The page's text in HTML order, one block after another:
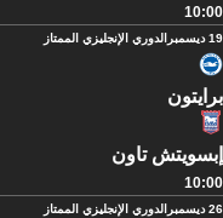
10:00
19 ديسمبر الدوري الإنجليزي الممتاز
برايتون
إبسويتش تاون
10:00
26 ديسمبر الدوري الإنجليزي الممتاز